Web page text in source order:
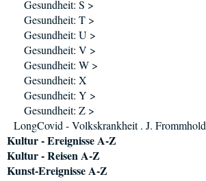
Gesundheit: S >
Gesundheit: T >
Gesundheit: U >
Gesundheit: V >
Gesundheit: W >
Gesundheit: X
Gesundheit: Y >
Gesundheit: Z >
LongCovid - Volkskrankheit . J. Frommhold
Kultur - Ereignisse A-Z
Kultur - Reisen A-Z
Kunst-Ereignisse A-Z